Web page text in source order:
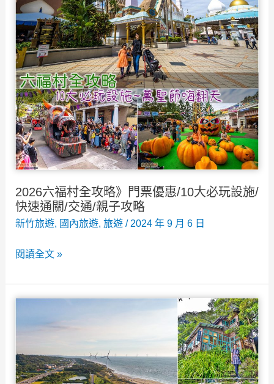
薦》
8
家
高
cp
值
六
福
村
親
飯
店/
宿
2026六福村全攻略》門票優惠/10大必玩設施/
快速通關/交通/親子攻略
新竹旅遊, 國內旅遊, 旅遊/ 2024 年 9 月 6 日
2026
略》
門
閱讀全文 »